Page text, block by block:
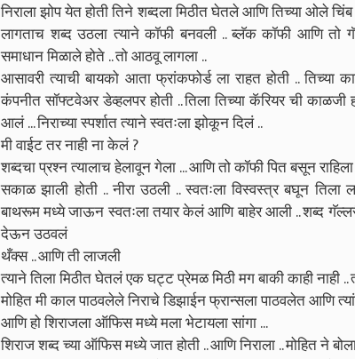
निराला झोप येत होती तिने शब्दला मिठीत घेतले आणि तिच्या ओले
लागताच शब्द उठला त्याने कॉफी बनवली .. ब्लॅक कॉफी आणि तो
समाधान मिळाले होते .. तो आठवू लागला ..
आसावरी त्याची बायको आता फ्रांकफोर्ड ला राहत होती ..
कंपनीत सॉफ्टवेअर डेव्हलपर होती .. तिला तिच्या कॅरियर ची
आलं ... निराच्या स्पर्शात त्याने स्वतःला झोकून दिलं ..
मी वाईट तर नाही ना केलं ?
शब्दचा प्रश्न त्यालाच हेलावून गेला ... आणि तो कॉफी पित बसून
सकाळ झाली होती .. नीरा उठली .. स्वतःला विस्वस्त्र बघून
बाथरूम मध्ये जाऊन स्वतःला तयार केलं आणि बाहेर आली .. शब्द
देऊन उठवलं
थँक्स .. आणि ती लाजली
त्याने तिला मिठीत घेतलं एक घट्ट प्रेमळ मिठी मग बाकी काही नाही
मोहित मी काल पाठवलेले निराचे डिझाईन फ्रान्सला पाठवलेत आणि
आणि हो शिराजला ऑफिस मध्ये मला भेटायला सांगा ...
शिराज शब्द च्या ऑफिस मध्ये जात होती .. आणि निराला .. मोहित ने